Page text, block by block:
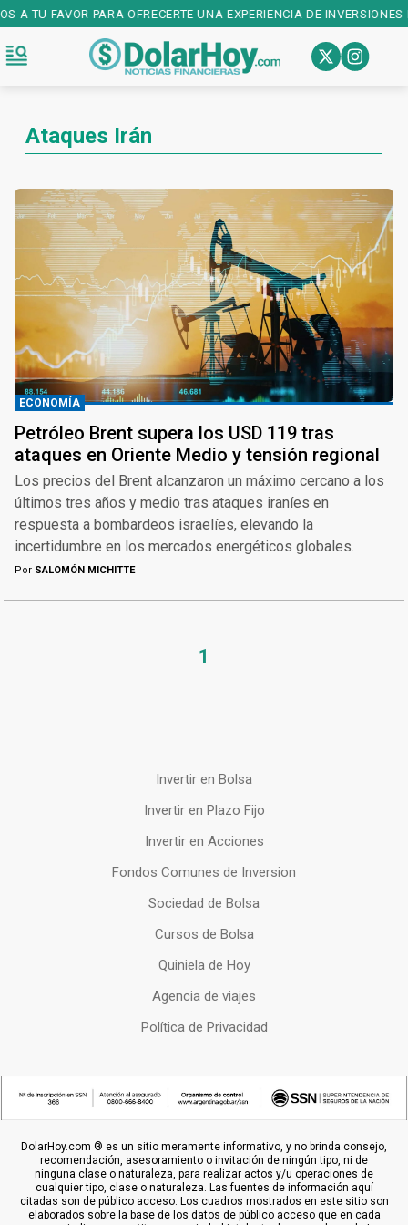
TU FAVOR PARA OFRECERTE UNA EXPERIENCIA DE
Ataques Irán
ECONOMÍA
Petróleo Brent supera los USD 119 tras
ataques en Oriente Medio y tensión regional
Los precios del Brent alcanzaron un máximo cercano a los
últimos tres años y medio tras ataques iraníes en
respuesta a bombardeos israelíes, elevando la
incertidumbre en los mercados energéticos globales.
Por SALOMÓN MICHITTE
1
Invertir en Bolsa
Invertir en Plazo Fijo
Invertir en Acciones
Fondos Comunes de Inversion
Sociedad de Bolsa
Cursos de Bolsa
Quiniela de Hoy
Agencia de viajes
Política de Privacidad
DolarHoy.com ® es un sitio meramente informativo, y no brinda consejo,
recomendación, asesoramiento o invitación de ningún tipo, ni de
ninguna clase o naturaleza, para realizar actos y/u operaciones de
cualquier tipo, clase o naturaleza. Las fuentes de información aquí
citadas son de público acceso. Los cuadros mostrados en este sitio son
elaborados sobre la base de los datos de público acceso que en cada